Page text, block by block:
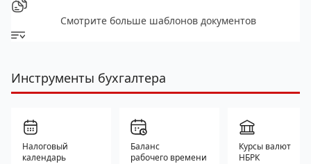
Смотрите больше шаблонов документов
Инструменты бухгалтера
Налоговый
календарь
Баланс
рабочего времени
Курсы валют
НБРК